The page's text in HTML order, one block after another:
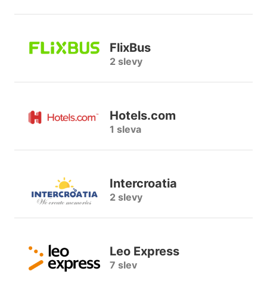
FlixBus
2 slevy
Hotels.com
1 sleva
Intercroatia
2 slevy
Leo Express
7 slev